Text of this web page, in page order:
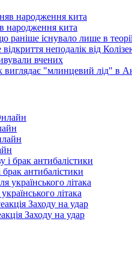
народження кита
існувало лише в
неподалік від
вчених
виглядає "млинцевий лід" в
антибалістики
літака
Заходу на удар